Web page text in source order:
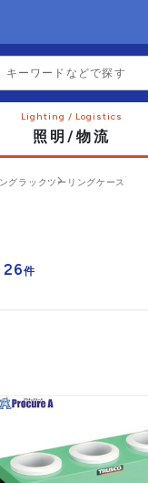
照明/物流
グラック ツーリングケース
26件